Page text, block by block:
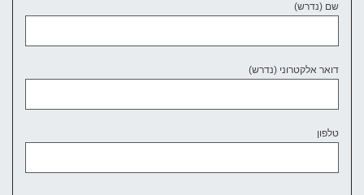
(נדרש)
אלקטרוני (נדרש)